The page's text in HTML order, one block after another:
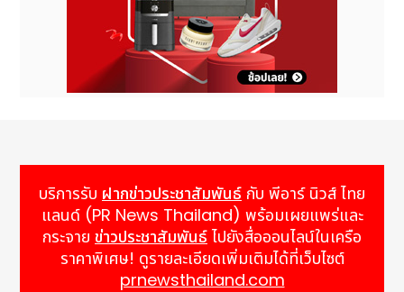
บริการรับ ฝากข่าวประชาสัมพันธ์ กับ พีอาร์ นิวส์ ไทย
แลนด์ (PR News Thailand) พร้อมเผยแพร่และ
กระจาย ข่าวประชาสัมพันธ์ ไปยังสื่อออนไลน์ในเครือ
ราคาพิเศษ! ดูรายละเอียดเพิ่มเติมได้ที่เว็บไซต์
prnewsthailand.com